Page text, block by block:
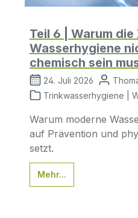
Teil 6 | Warum
Wasserhygiene
chemisch sein
24. Juli 2026
Trinkwasserhygiene |
Warum moderne
auf Prävention und
setzt.
Mehr...